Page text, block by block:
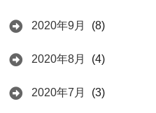
2020年9月 (8)
2020年8月 (4)
2020年7月 (3)